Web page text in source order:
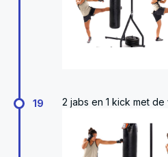
19 2 jabs en 1 kick met